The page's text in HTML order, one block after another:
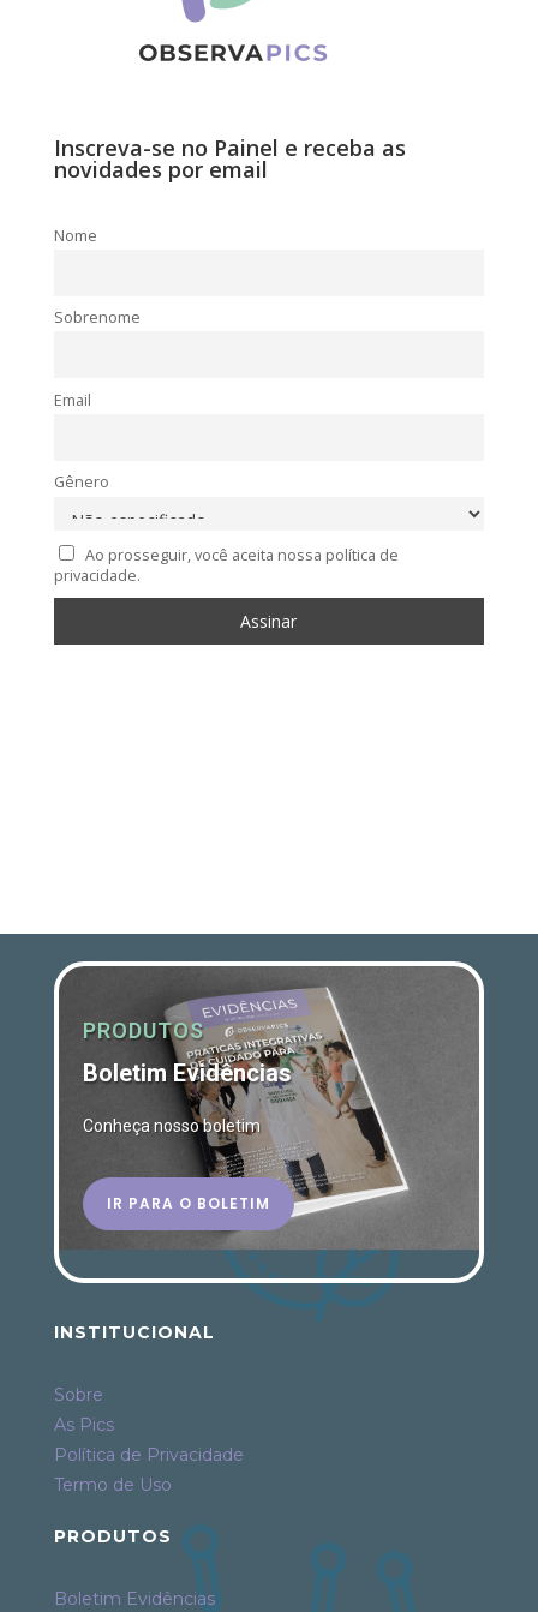
Inscreva-se no Painel e receba as
novidades por email
Nome
Sobrenome
Email
Gênero
Ao prosseguir, você aceita nossa política de
privacidade.
PRODUTOS
Boletim Evidências
Conheça nosso boletim
IR PARA O BOLETIM
INSTITUCIONAL
Sobre
As Pics
Política de Privacidade
Termo de Uso
PRODUTOS
Boletim Evidências